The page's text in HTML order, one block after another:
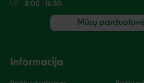
8:00 - 16:30
Mūsų
Informacija